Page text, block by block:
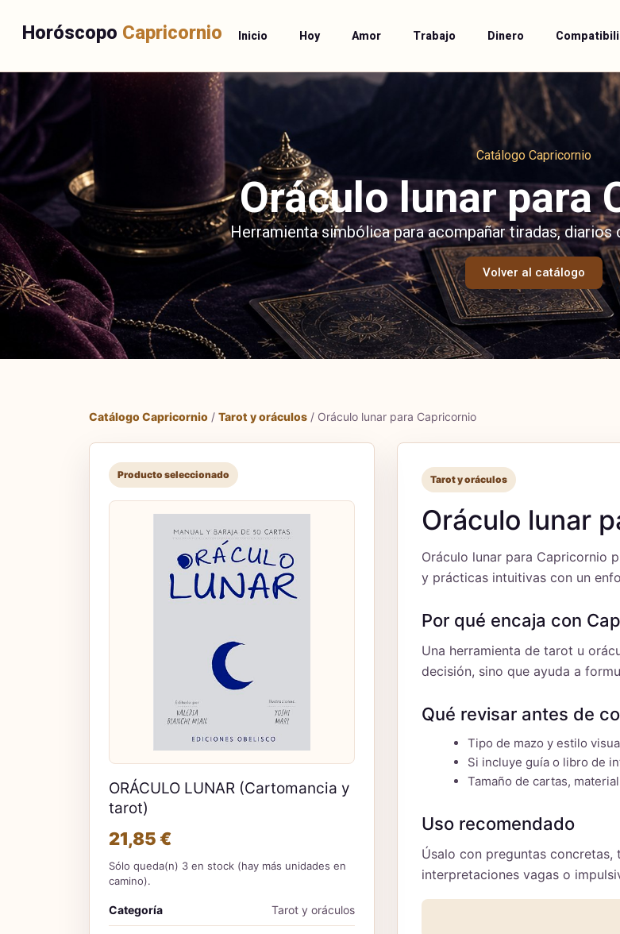
Horóscopo Capricornio Inicio Hoy Amor Trabajo Dinero
Catálogo Capricornio
Oráculo lunar para
Herramienta simbólica para acompañar tiradas, diarios
Volver al catálogo
Catálogo Capricornio / Tarot y oráculos / Oráculo lunar para Capricornio
Producto seleccionado
ORÁCULO LUNAR (Cartomancia y
tarot)
21,85 €
Sólo queda(n) 3 en stock (hay más unidades en
camino).
Categoría Tarot y oráculos
Tarot y oráculos
Oráculo lunar
Oráculo lunar para Capricornio
y prácticas intuitivas con un
Por qué encaja con
Una herramienta de tarot u
decisión, sino que ayuda a
Qué revisar antes de
Tipo de mazo y estilo
Si incluye guía o libro de
Tamaño de cartas,
Uso recomendado
Úsalo con preguntas
interpretaciones vagas o